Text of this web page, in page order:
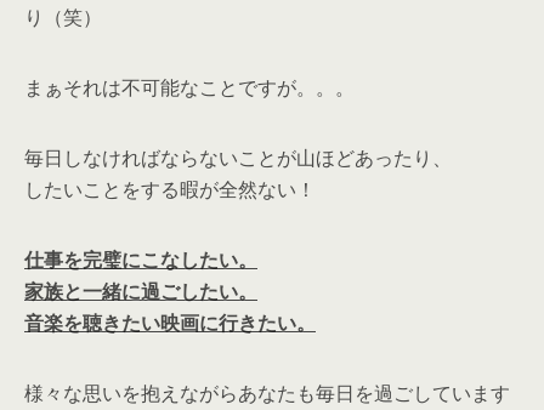
り（笑）
まぁそれは不可能なことですが。。。
毎日しなければならないことが山ほどあったり、
したいことをする暇が全然ない！
仕事を完璧にこなしたい。
家族と一緒に過ごしたい。
音楽を聴きたい映画に行きたい。
様々な思いを抱えながらあなたも毎日を過ごしています